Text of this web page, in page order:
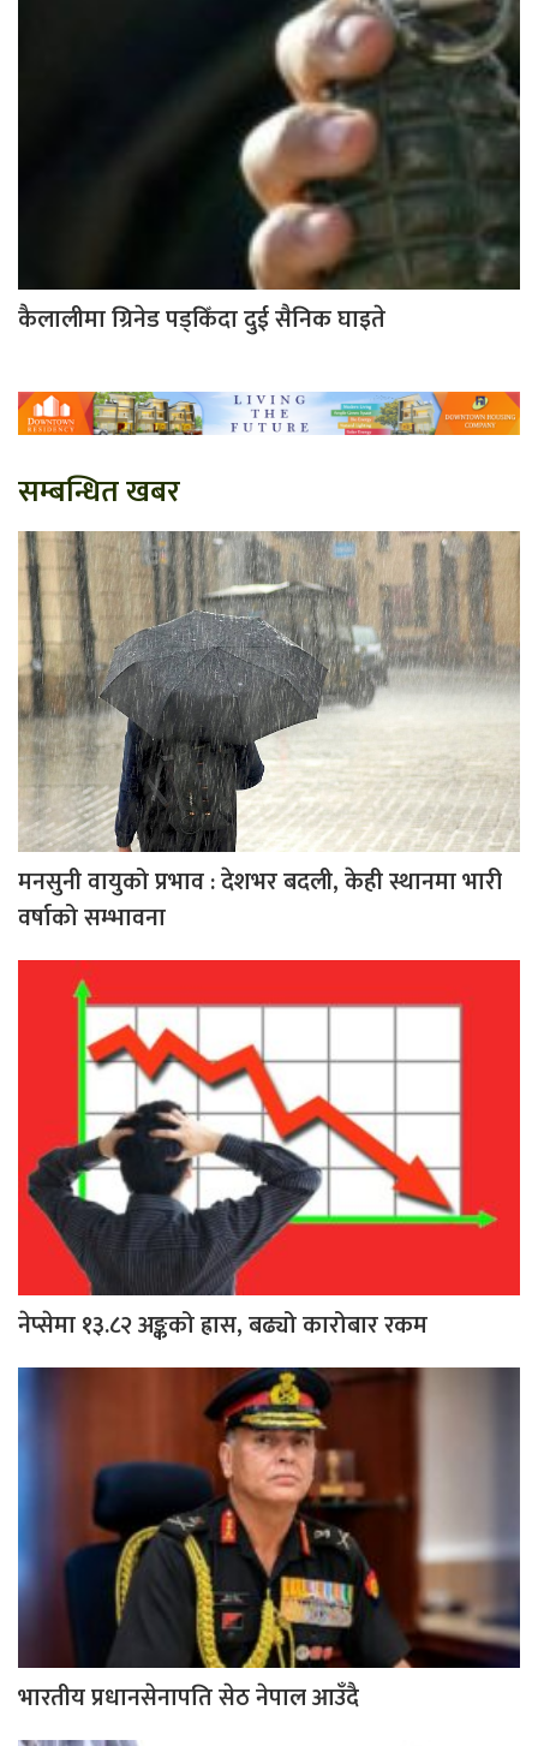
कैलालीमा ग्रिनेड पड्किँदा दुई सैनिक घाइते
सम्बन्धित खबर
मनसुनी वायुको प्रभाव : देशभर बदली, केही स्थानमा भारी
वर्षाको सम्भावना
नेप्सेमा १३.८२ अङ्कको ह्रास, बढ्यो कारोबार रकम
भारतीय प्रधानसेनापति सेठ नेपाल आउँदै